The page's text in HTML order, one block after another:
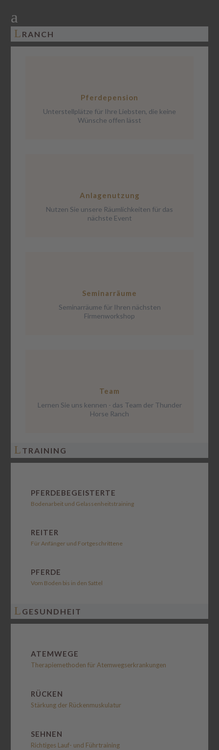
a
L RANCH
Pferdepension
Unterstellplätze für Ihre Liebsten, die keine
Wünsche offen lässt
Anlagenutzung
Nutzen Sie unsere Räumlichkeiten für das
nächste Event
Seminarräume
Seminarräume für Ihren nächsten
Firmenworkshop
Team
Lernen Sie uns kennen - das Team der Thunder
Horse Ranch
L TRAINING
PFERDEBEGEISTERTE
Bodenarbeit und Gelassenheitstraining
REITER
Für Anfänger und Fortgeschrittene
PFERDE
Vom Boden bis in den Sattel
L GESUNDHEIT
ATEMWEGE
Therapiemethoden für Atemwegserkrankungen
RÜCKEN
Stärkung der Rückenmuskulatur
SEHNEN
Richtiges Lauf- und Führtraining